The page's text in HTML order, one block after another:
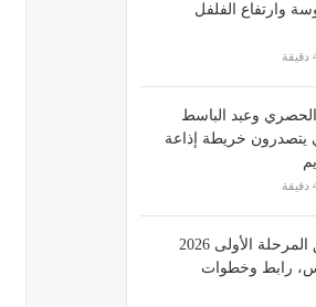
وارتفاع الفلفل
وعبد الباسط
يتصدرون خريطة إذاعة
نتيجة تنسيق المرحلة الأولى 2026
رابط وخطوات